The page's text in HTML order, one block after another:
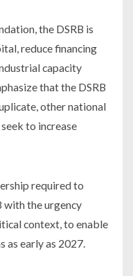
the DSRB is
reduce financing
capacity
that the DSRB
other national
to increase
required to
with the urgency
context, to enable
as early as 2027.